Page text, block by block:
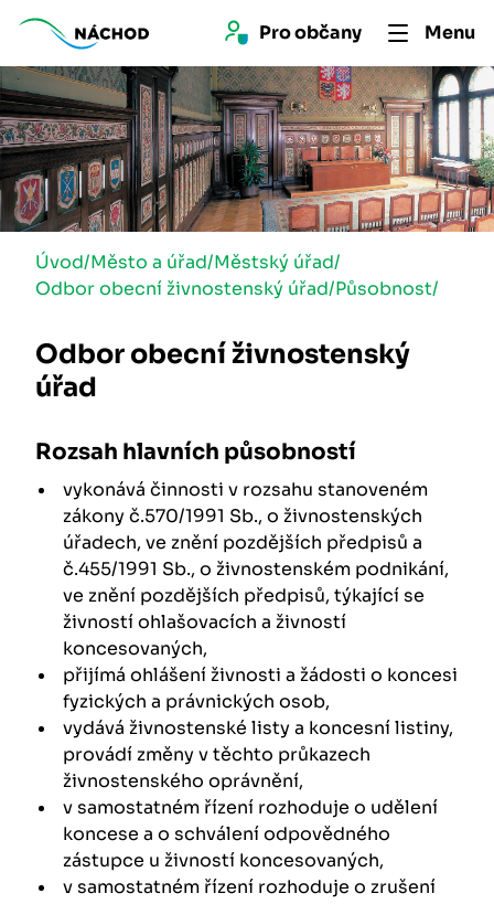
Pro občany Menu
Úvod/Město a úřad/Městský úřad/
Odbor obecní živnostenský úřad/Působnost/
Odbor obecní živnostenský
úřad
Rozsah hlavních působností
vykonává činnosti v rozsahu stanoveném
zákony č.570/1991 Sb., o živnostenských
úřadech, ve znění pozdějších předpisů a
č.455/1991 Sb., o živnostenském podnikání,
ve znění pozdějších předpisů, týkající se
živností ohlašovacích a živností
koncesovaných,
přijímá ohlášení živnosti a žádosti o koncesi
fyzických a právnických osob,
vydává živnostenské listy a koncesní listiny,
provádí změny v těchto průkazech
živnostenského oprávnění,
v samostatném řízení rozhoduje o udělení
koncese a o schválení odpovědného
zástupce u živností koncesovaných,
v samostatném řízení rozhoduje o zrušení